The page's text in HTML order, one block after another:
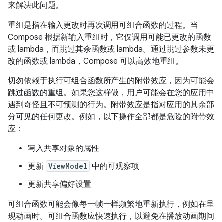
来解决此问题。
重组是指在输入更改时再次调用可组合函数的过程。当
Compose 根据新输入重组时，它仅调用可能已更改的函数
或 lambda，而跳过其余函数或 lambda。通过跳过参数未更
改的函数或 lambda，Compose 可以高效地重组。
切勿依赖于执行可组合函数所产生的附带效应，因为可能会
跳过函数的重组。如果您这样做，用户可能会在您的应用中
遇到奇怪且不可预测的行为。附带效应是指对应用的其余部
分可见的任何更改。例如，以下操作全部都是危险的附带效
应：
写入共享对象的属性
更新 ViewModel 中的可观察项
更新共享偏好设置
可组合函数可能会像每一帧一样频繁地重新执行，例如在呈
现动画时。可组合函数应快速执行，以避免在播放动画期间